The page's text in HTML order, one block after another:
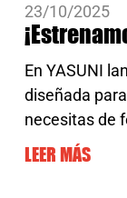
23/10/2025
En YASUNI
diseñada
necesitas de
LEER MÁS